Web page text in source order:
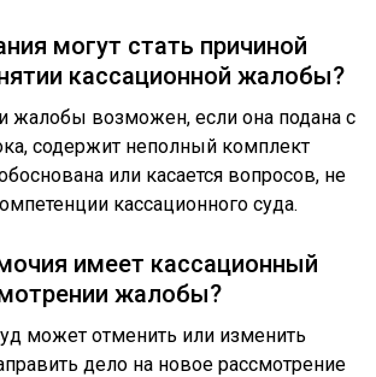
могут стать причиной
кассационной жалобы?
жалобы возможен, если она подана с
содержит неполный комплект
или касается вопросов, не
кассационного суда.
имеет кассационный
жалобы?
может отменить или изменить
дело на новое рассмотрение